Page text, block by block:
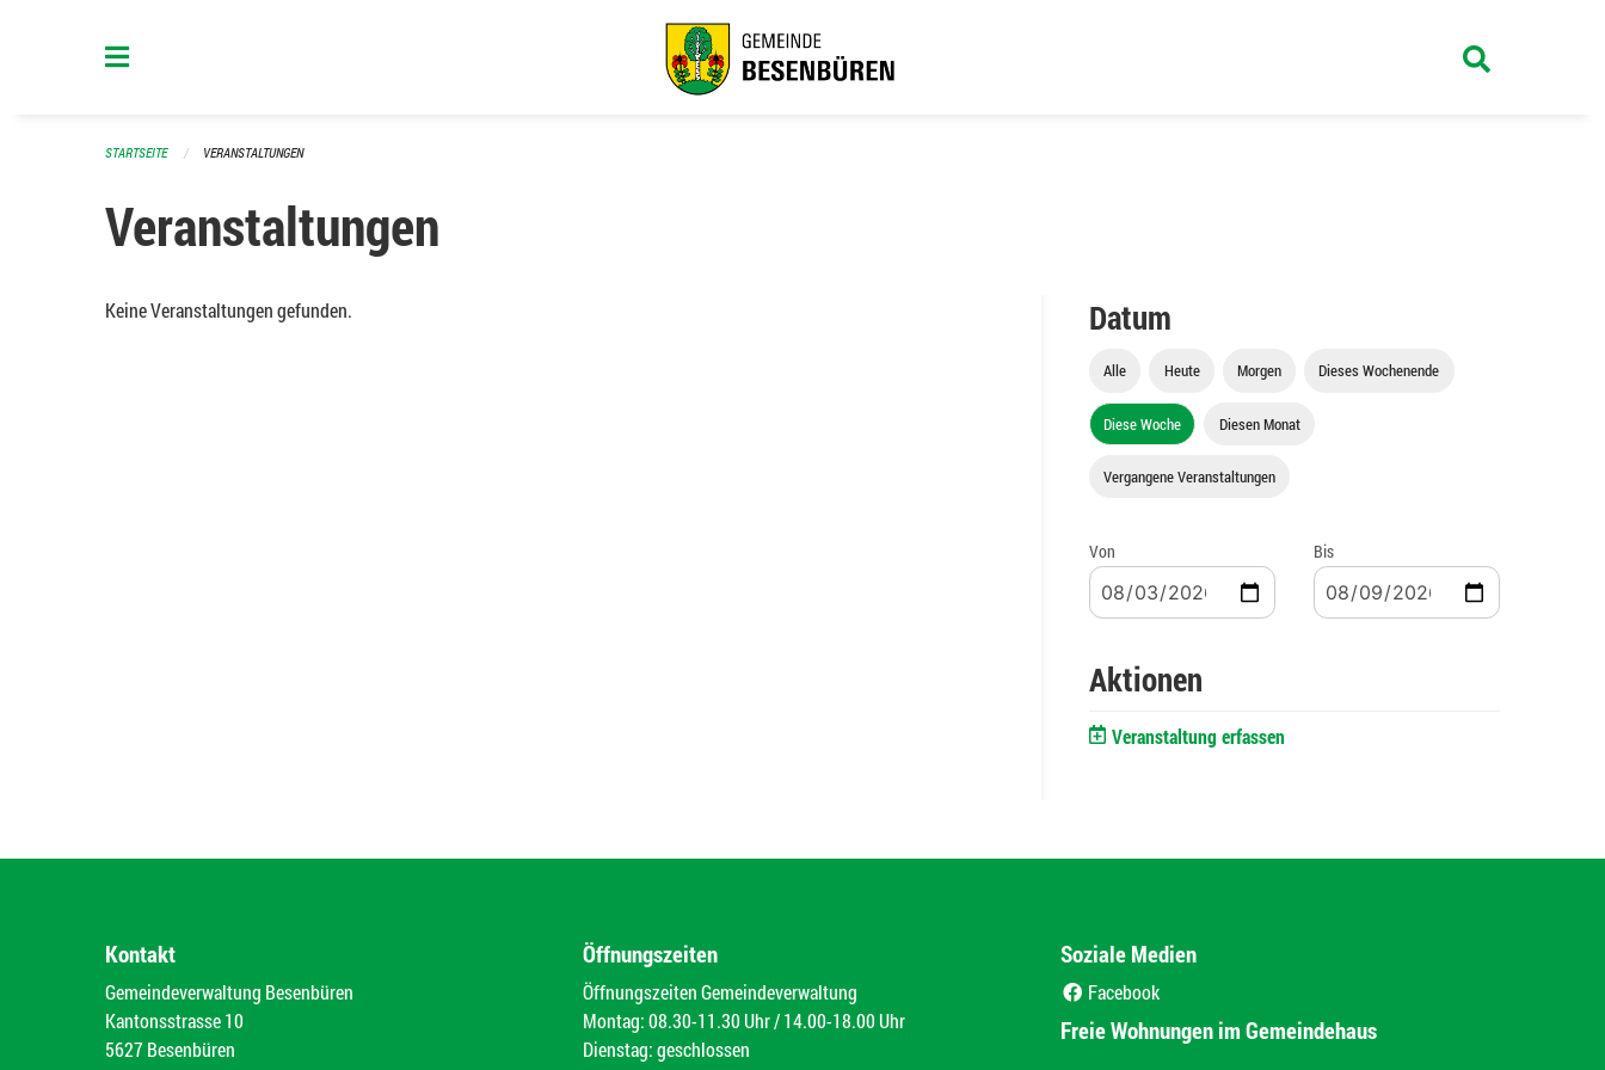
STARTSEITE VERANSTALTUNGEN
Veranstaltungen
Keine Veranstaltungen gefunden. Datum
Alle Heute Morgen Dieses Wochenende
Diese Woche Diesen Monat
Vergangene Veranstaltungen
Von Bis
Aktionen
Veranstaltung erfassen
Kontakt
Gemeindeverwaltung Besenbüren
Kantonsstrasse 10
5627 Besenbüren
Öffnungszeiten
Öffnungszeiten Gemeindeverwaltung
Montag: 08.30-11.30 Uhr / 14.00-18.00 Uhr
Dienstag: geschlossen
Soziale Medien
Facebook
Freie Wohnungen im Gemeindehaus